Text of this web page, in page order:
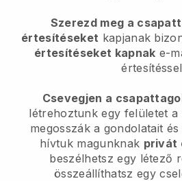
Szerezd meg a
értesítéseket kapjanak
értesítéseket kapnak e-
Csevegjen a
létrehoztunk egy felületet a
megosszák a gondolatait
hívtuk magunknak privát
beszélhetsz egy létező
összeállíthatsz egy